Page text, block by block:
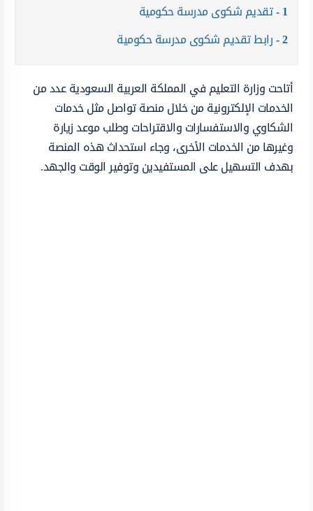
1 تقديم شكوى مدرسة حكومية
2 رابط تقديم شكوى مدرسة حكومية
أتاحت وزارة التعليم في المملكة العربية السعودية عدد من
الخدمات الإلكترونية من خلال منصة تواصل مثل خدمات
الشكاوي والاستفسارات والاقتراحات وطلب موعد زيارة
وغيرها من الخدمات الأخرى، وجاء استحداث هذه المنصة
بهدف التسهيل على المستفيدين وتوفير الوقت والجهد.